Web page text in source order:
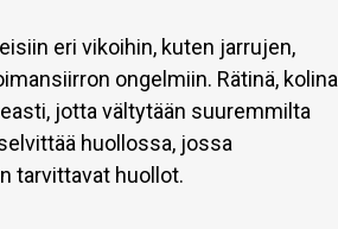
eri vikoihin, kuten jarrujen,
ongelmiin. Rätinä, kolina
jotta vältytään suuremmilta
huollossa, jossa
tarvittavat huollot.